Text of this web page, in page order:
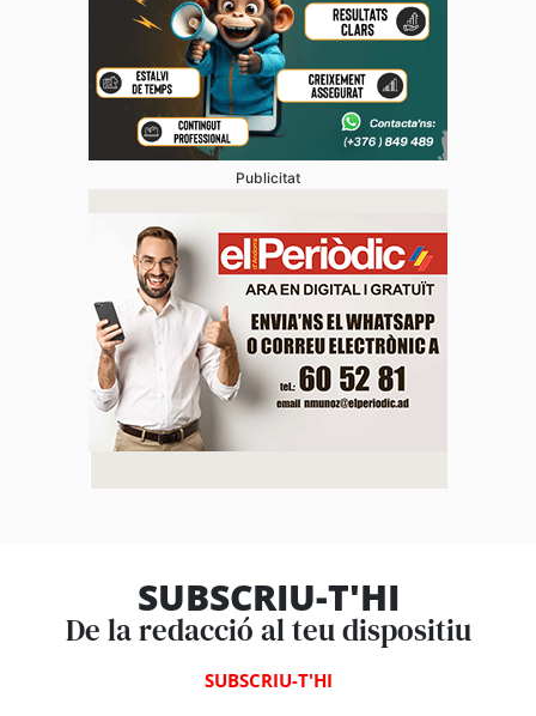
Publicitat
SUBSCRIU-T'HI
De la redacció al teu dispositiu
SUBSCRIU-T'HI